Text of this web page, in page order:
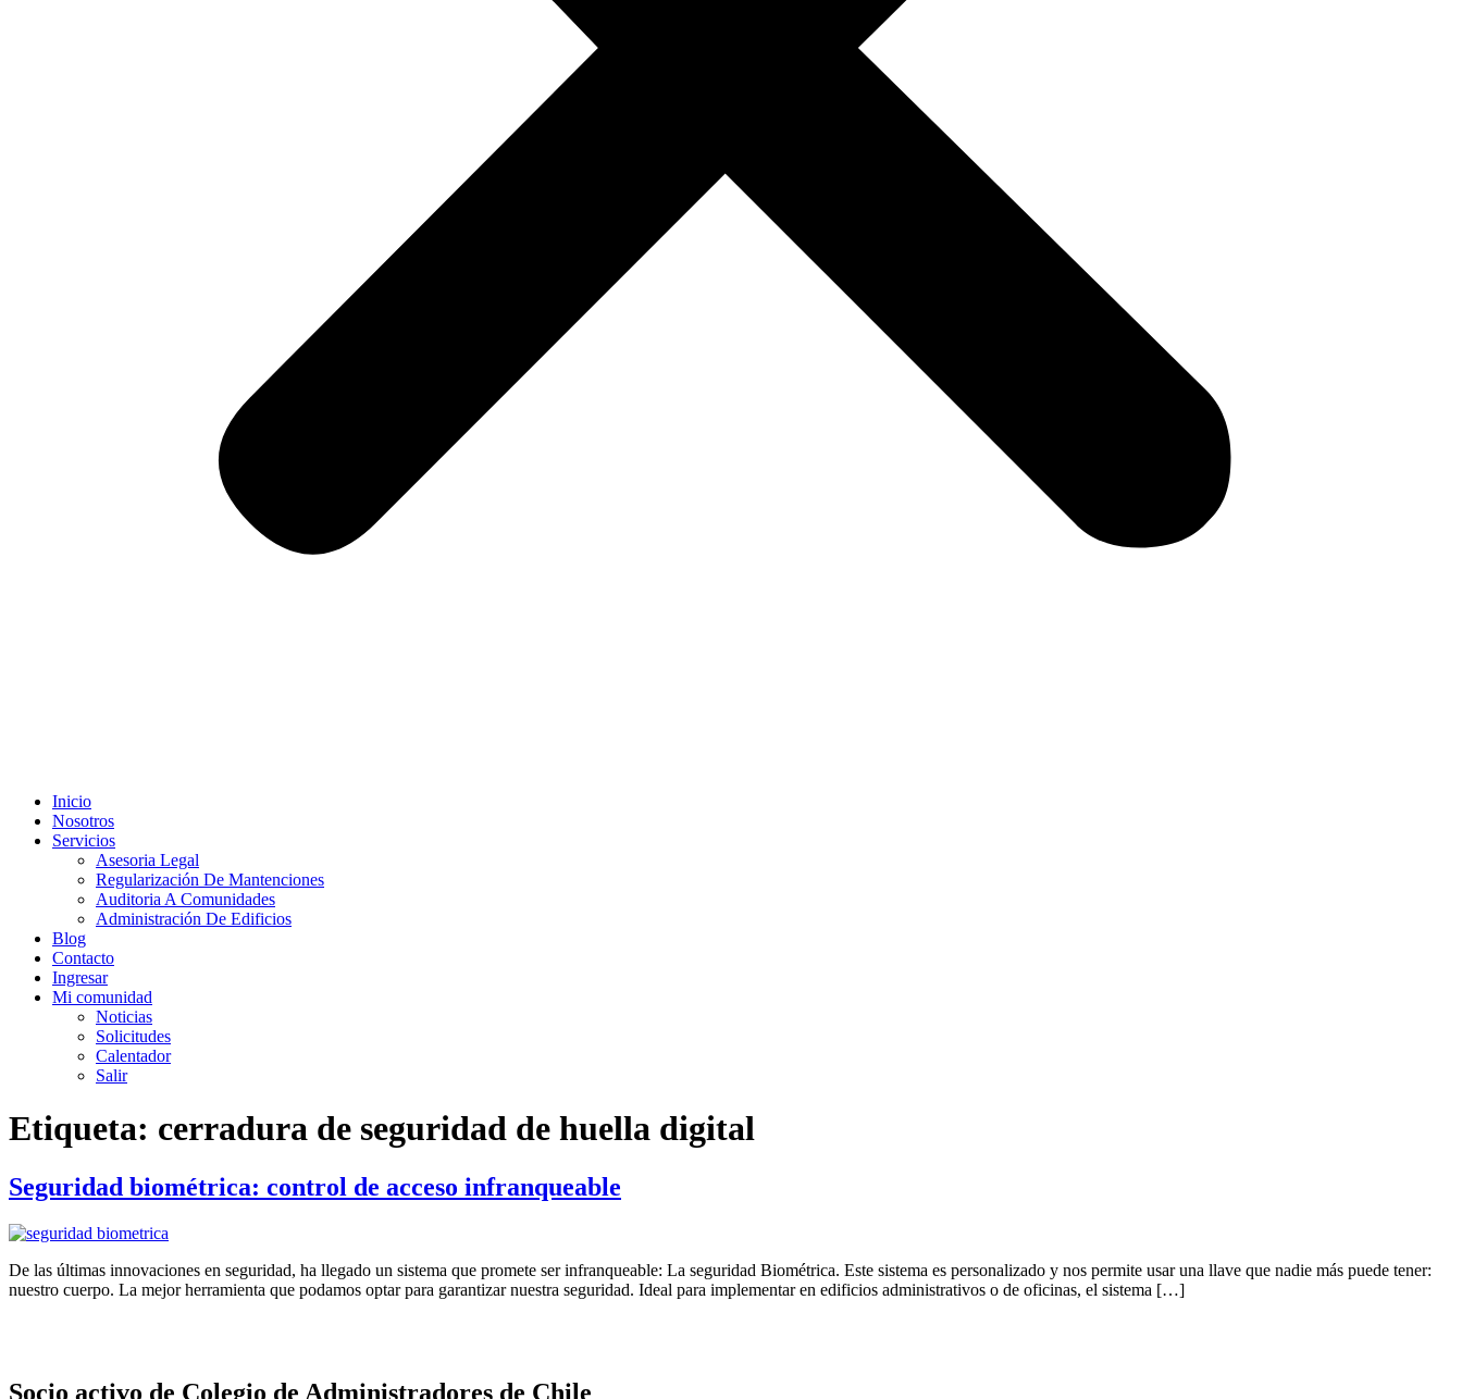
Inicio
Nosotros
Servicios
Asesoria Legal
Regularización De Mantenciones
Auditoria A Comunidades
Administración De Edificios
Blog
Contacto
Ingresar
Mi comunidad
Noticias
Solicitudes
Calentador
Salir
Etiqueta: cerradura de seguridad de huella digital
Seguridad biométrica: control de acceso infranqueable
De las últimas innovaciones en seguridad, ha llegado un sistema que promete ser infranqueable: La seguridad Biométrica. Este sistema es personalizado y nos permite usar una llave que nadie más puede tener:
nuestro cuerpo. La mejor herramienta que podamos optar para garantizar nuestra seguridad. Ideal para implementar en edificios administrativos o de oficinas, el sistema […]
Socio activo de Colegio de Administradores de Chile